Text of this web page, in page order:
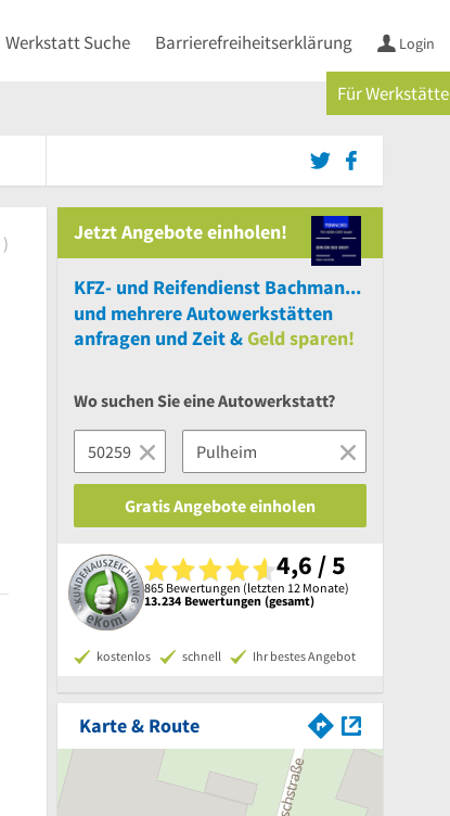
Werkstatt Suche Barrierefreiheitserklärung Login
Für
Jetzt Angebote einholen!
KFZ- und Reifendienst Bachmann GmbH
und mehrereAutowerkstätten
anfragen und Zeit &Geld sparen!
Wo suchen Sie eine Autowerkstatt?
Gratis Angebote einholen
4,6 / 5
865 Bewertungen (letzten 12 Monate)
13.234 Bewertungen (gesamt)
kostenlos schnell Ihr bestes Angebot
Karte & Route